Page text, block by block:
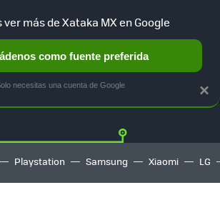
DE COMPRAS MERCADO LIBRE
Playstation Samsung Xiaomi LG
×
ver más de Xataka MX en Google
como fuente preferida
necesitas una cuenta de Google